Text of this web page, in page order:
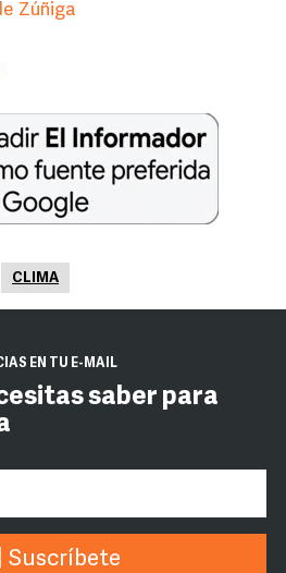
Zúñiga
CLIMA
EN TU E-MAIL
saber para
Suscríbete